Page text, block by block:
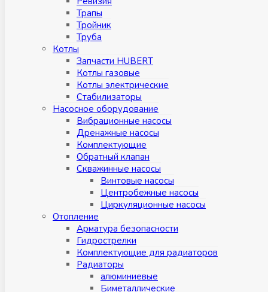
Трапы
Тройник
Труба
Котлы
Запчасти HUBERT
Котлы газовые
Котлы электрические
Стабилизаторы
Насосное оборудование
Вибрационные насосы
Дренажные насосы
Комплектующие
Обратный клапан
Скважинные насосы
Винтовые насосы
Центробежные насосы
Циркуляционные насосы
Отопление
Арматура безопасности
Гидрострелки
Комплектующие для радиаторов
Радиаторы
алюминиевые
Биметаллические